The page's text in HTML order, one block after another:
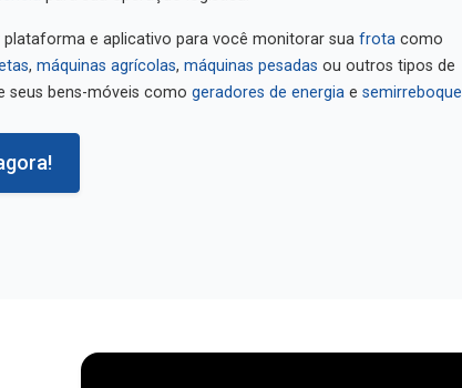
e aplicativo para você monitorar sua frota
máquinas agrícolas máquinas pesadas
ou outros tipos de
seus bens-móveis como
geradores de energia semirreboques